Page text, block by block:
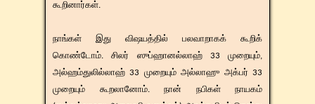
கூறினார்கள்.
நாங்கள் இது விஷயத்தில் பலவாறாகக் கூறிக்
கொண்டோம். சிலர் ஸுப்ஹானல்லாஹ் 33 முறையும்,
அல்ஹம்துலில்லாஹ் 33 முறையும் அல்லாஹு அக்பர் 33
முறையும் கூறலானோம். நான் நபிகள் நாயகம்